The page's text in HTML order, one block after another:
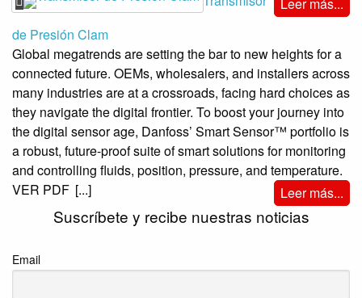
Leer más...
de Presión Clam
Global megatrends are setting the bar to new heights for a
connected future. OEMs, wholesalers, and installers across
many industries are at a crossroads, facing hard choices as
they navigate the digital frontier. To boost your journey into
the digital sensor age, Danfoss’ Smart Sensor™ portfolio is
a robust, future-proof suite of smart solutions for monitoring
and controlling fluids, position, pressure, and temperature.
VER PDF [...] Leer más...
Suscríbete y recibe nuestras noticias
Email